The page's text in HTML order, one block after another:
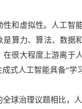
虚拟性。人工智能
是算力、算法、数据
很大程度上游离于
式人工智能具备“
治理议题相比，人